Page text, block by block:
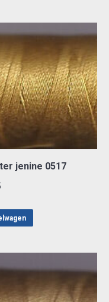
jenine 0517
Huidige
is: